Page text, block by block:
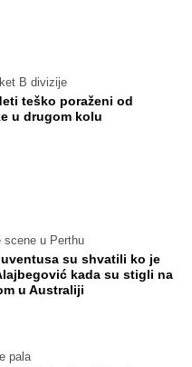
B divizije
teško poraženi od
u drugom kolu
scene u Perthu
su shvatili ko je
kada su stigli na
u Australiji
pala